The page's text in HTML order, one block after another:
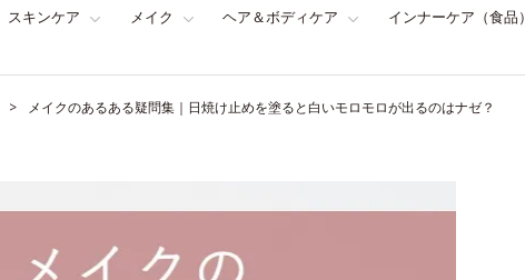
スキンケア メイク ヘア＆ボディケア インナーケア（食品）
メイクのあるある疑問集｜日焼け止めを塗ると白いモロモロが出るのはナゼ？